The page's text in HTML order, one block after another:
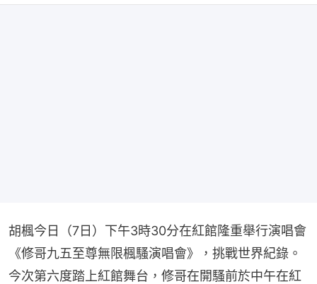
胡楓今日（7日）下午3時30分在紅館隆重舉行演唱會
《修哥九五至尊無限楓騷演唱會》，挑戰世界紀錄。
今次第六度踏上紅館舞台，修哥在開騷前於中午在紅